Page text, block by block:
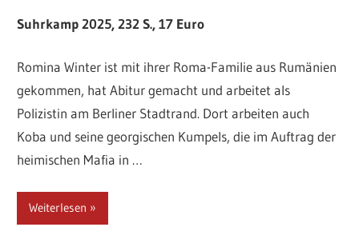
Suhrkamp 2025, 232 S., 17 Euro
Romina Winter ist mit ihrer Roma-Familie aus Rumänien
gekommen, hat Abitur gemacht und arbeitet als
Polizistin am Berliner Stadtrand. Dort arbeiten auch
Koba und seine georgischen Kumpels, die im Auftrag der
heimischen Mafia in …
Weiterlesen